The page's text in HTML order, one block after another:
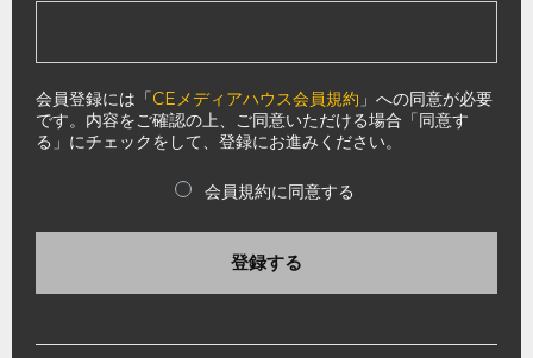
会員登録には「CEメディアハウス会員規約 」への同意が必要
です。内容をご確認の上、ご同意いただける場合「同意す
る」にチェックをして、登録にお進みください。
会員規約に同意する
登録する